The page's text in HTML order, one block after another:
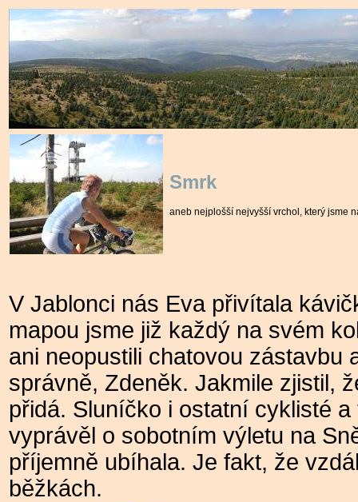
Smrk
aneb nejplošší nejvyšší vrchol, který jsme
V Jablonci nás Eva přivítala
mapou jsme již každý na svém
ani neopustili chatovou zástavbu
správně, Zdeněk. Jakmile zjistil,
přidá. Sluníčko i ostatní cyklisté
vyprávěl o sobotním výletu na
příjemně ubíhala. Je fakt, že
běžkách.